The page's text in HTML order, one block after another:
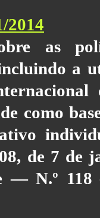
2014
as
a
como
de 7
— N.º